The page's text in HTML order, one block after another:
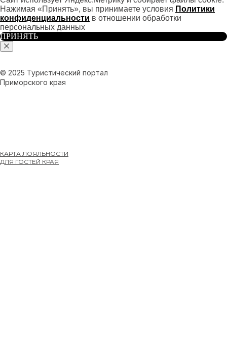
© 2025 Туристический портал
Приморского края
КАРТА ЛОЯЛЬНОСТИ
ДЛЯ ГОСТЕЙ КРАЯ
Нажимая «Принять», вы принимаете условия Политики
конфиденциальности в отношении обработки
персональных данных
ПРИНЯТЬ